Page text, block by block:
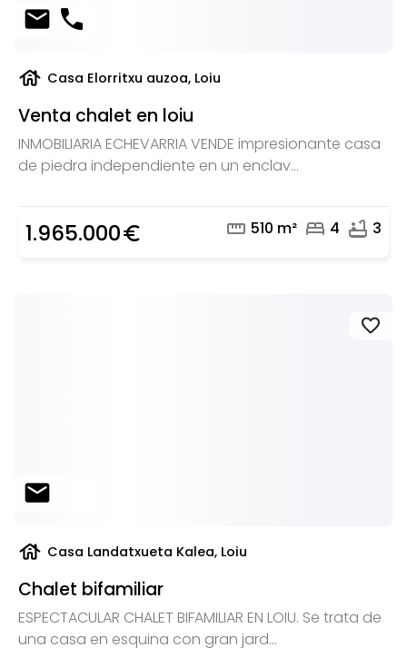
mail phone
house Casa Elorritxu auzoa, Loiu
Venta chalet en loiu
INMOBILIARIA ECHEVARRIA VENDE impresionante casa
de piedra independiente en un enclav...
1.965.000euro_symbol straighten 510 m² bed 4 bathtub 3
favorite
mail
house Casa Landatxueta Kalea, Loiu
Chalet bifamiliar
ESPECTACULAR CHALET BIFAMILIAR EN LOIU. Se trata de
una casa en esquina con gran jard...